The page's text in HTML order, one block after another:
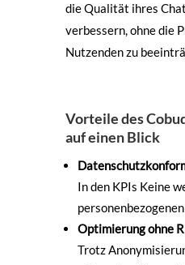
die Qualität ihres
verbessern, ohne die
Nutzenden zu
Vorteile des
auf einen Blick
In den KPIs Keine
Optimierung ohne
Trotz